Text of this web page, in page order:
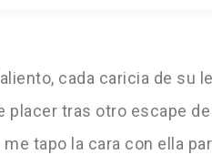
cada caricia de su
tras otro escape
tapo la cara con ella